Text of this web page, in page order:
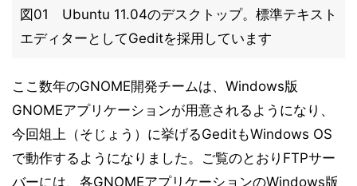
図01 Ubuntu 11.04のデスクトップ。標準テキスト
エディターとしてGeditを採用しています
ここ数年のGNOME開発チームは、Windows版
GNOMEアプリケーションが用意されるようになり、
今回俎上（そじょう）に挙げるGeditもWindows OS
で動作するようになりました。ご覧のとおりFTPサー
バーには、各GNOMEアプリケーションのWindows版